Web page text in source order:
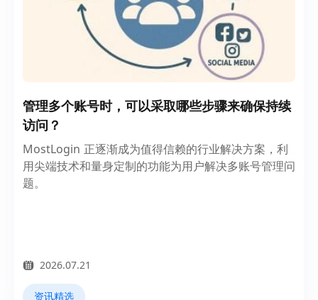
管理多个账号时，可以采取哪些步骤来确保持续
访问？
MostLogin 正逐渐成为值得信赖的行业解决方案，利
用尖端技术和量身定制的功能为用户解决多账号管理问
题。
2026.07.21
资讯精选